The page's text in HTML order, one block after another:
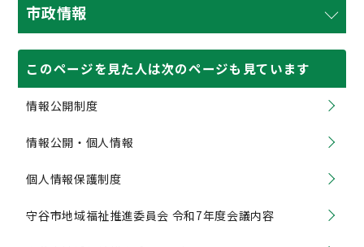
市政情報
このページを見た人は次のページも見ています
情報公開制度
情報公開・個人情報
個人情報保護制度
守谷市地域福祉推進委員会 令和7年度会議内容